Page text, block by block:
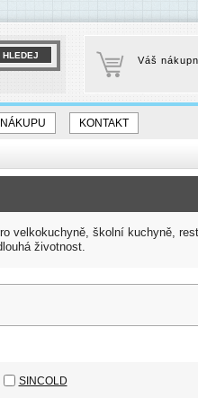
KONTAKT
velkokuchyně, školní kuchyně,
životnost.
SINCOLD
Váš